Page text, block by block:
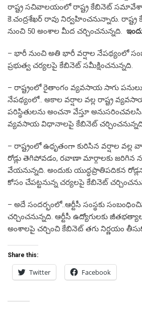
రాష్ట్ర సచివాలయంలో రాష్ట్ర కేబినెట్
కె.చంద్రశేఖర్ రావు నిర్వహించనున్నారు.
నుంచి 50 అంశాల మీద చర్చించనున్నది.
– భారీ నుంచి అతి భారీ వర్షాల నేపథ్యంలో
ప్రభుత్వ చర్యలపై కేబినెట్ సమీక్షించనున్నది.
– రాష్ట్రంలో రైతాంగం వ్యవసాయ సాగు
నేపథ్యంలో.. అకాల వర్షాల వల్ల రాష్ట్ర
పరిస్థితులను అంచనా వేస్తూ
వ్యవసాయ విధానాలపై కేబినెట్
– రాష్ట్రంలో ఉధృతంగా కురిసిన వర్షాల వల్ల
రోడ్లు తెగిపోవడం, రవాణా మార్గాలకు జరిగిన
వేయనున్నది. అందుకు యుద్ధప్రాతిపదికన
కోసం చేపట్టనున్న చర్యలపై కేబినెట్
– అదే సందర్భంలో..ఆర్టీసీ సంస్థకు
చర్చించనున్నది. ఆర్టీసీ ఉద్యోగులకు
అంశాలపై చర్చించి కేబినెట్ తగు నిర్ణయం
Share this:
Twitter Facebook